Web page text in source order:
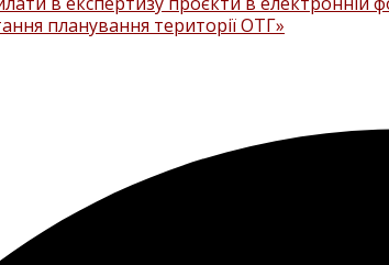
планування території ОТГ»